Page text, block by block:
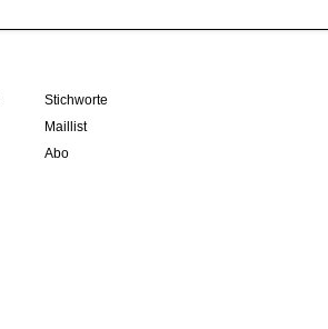
Stichworte
Maillist
Abo